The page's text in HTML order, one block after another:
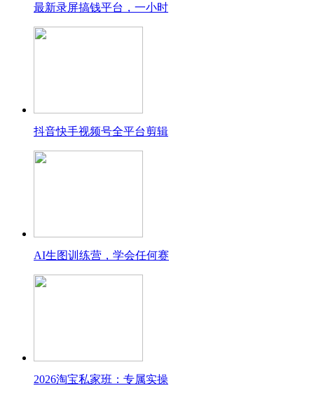
最新录屏搞钱平台，一小时
抖音快手视频号全平台剪辑
AI生图训练营，学会任何赛
2026淘宝私家班：专属实操